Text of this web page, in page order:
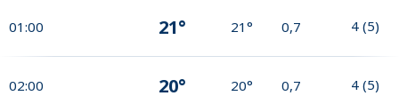
01:00 21° 21° 0,7 4 (5)
02:00 20° 20° 0,7 4 (5)